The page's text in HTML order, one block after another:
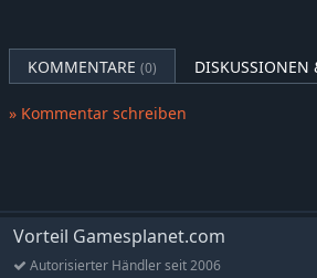
Zeit ist Währung
Die Schleife selbst ist eine
Sammle Objekte, um sie zu
um Tore zu öffnen, dich zu heilen, zu
noch nicht wie.
Präzision = Perfektion
KOMMENTARE (0) DISKUSSIONEN
» Kommentar schreiben
Vorteil Gamesplanet.com
Autorisierter Händler seit 2006